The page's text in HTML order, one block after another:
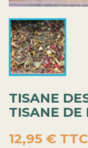
TISANE
TISANE DE
12,95 € TTC